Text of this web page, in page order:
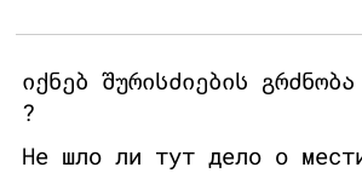
იქნებ შურისძიების
?
Не шло ли тут дело о